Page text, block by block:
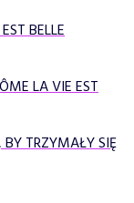
BELLE
LA VIE EST
TRZYMAŁY SIĘ